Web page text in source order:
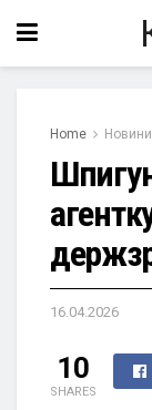
Home
16.04.2026
10
SHARES